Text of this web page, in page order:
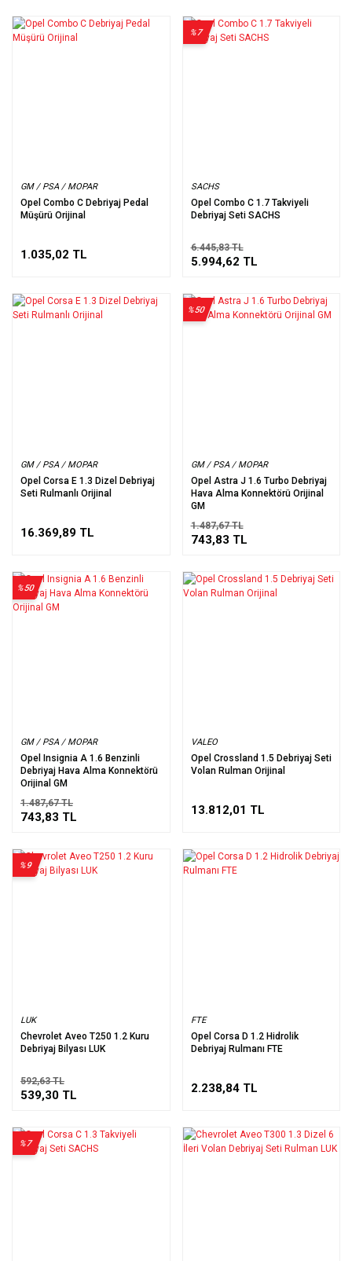
GM / PSA / MOPAR
Opel Combo C Debriyaj Pedal
Müşürü Orijinal
1.035,02 TL
SACHS
Opel Combo C 1.7 Takviyeli
Debriyaj Seti SACHS
%7
6.445,83 TL
5.994,62 TL
GM / PSA / MOPAR
Opel Corsa E 1.3 Dizel Debriyaj
Seti Rulmanlı Orijinal
16.369,89 TL
GM / PSA / MOPAR
Opel Astra J 1.6 Turbo Debriyaj
Hava Alma Konnektörü Orijinal
GM
%50
1.487,67 TL
743,83 TL
GM / PSA / MOPAR
Opel Insignia A 1.6 Benzinli
Debriyaj Hava Alma Konnektörü
Orijinal GM
%50
1.487,67 TL
743,83 TL
VALEO
Opel Crossland 1.5 Debriyaj Seti
Volan Rulman Orijinal
13.812,01 TL
LUK
Chevrolet Aveo T250 1.2 Kuru
Debriyaj Bilyası LUK
%9
592,63 TL
539,30 TL
FTE
Opel Corsa D 1.2 Hidrolik
Debriyaj Rulmanı FTE
2.238,84 TL
%7